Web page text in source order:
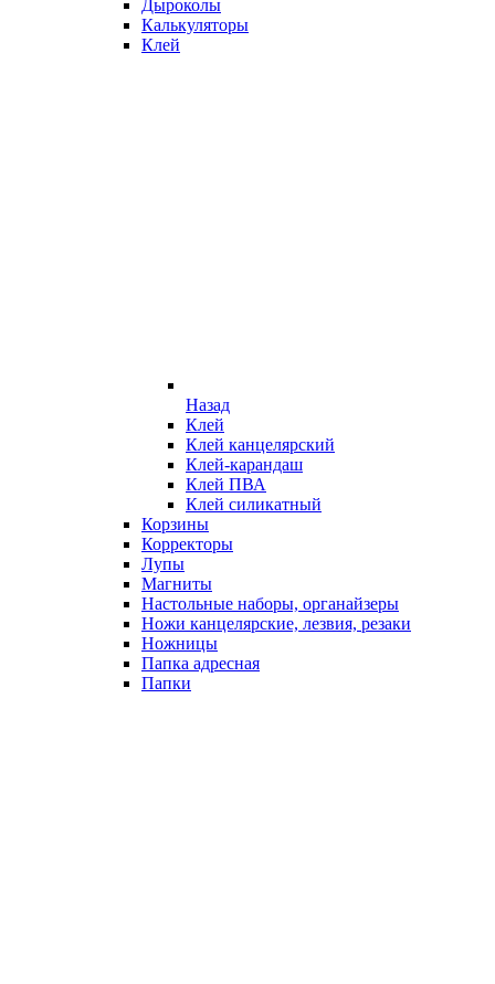
Дыроколы
Калькуляторы
Клей
Назад
Клей
Клей канцелярский
Клей-карандаш
Клей ПВА
Клей силикатный
Корзины
Корректоры
Лупы
Магниты
Настольные наборы, органайзеры
Ножи канцелярские, лезвия, резаки
Ножницы
Папка адресная
Папки